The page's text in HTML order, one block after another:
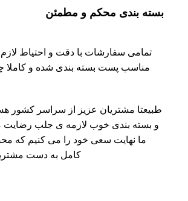
بسته بندی محکم و مطمئن
تمامی سفارشات با دقت و احتیاط
مناسب پست بسته بندی شده و
طبیعتا مشتریان عزیز از سراسر کشور
و بسته بندی خوب لازمه ی جلب
ما نهایت سعی خود را می کنیم که
کامل به دست